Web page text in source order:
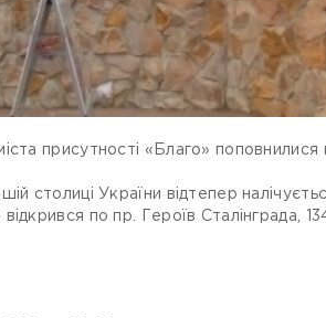
присутності «Благо»
столиці України відтепер
по пр. Героїв Сталінграда,